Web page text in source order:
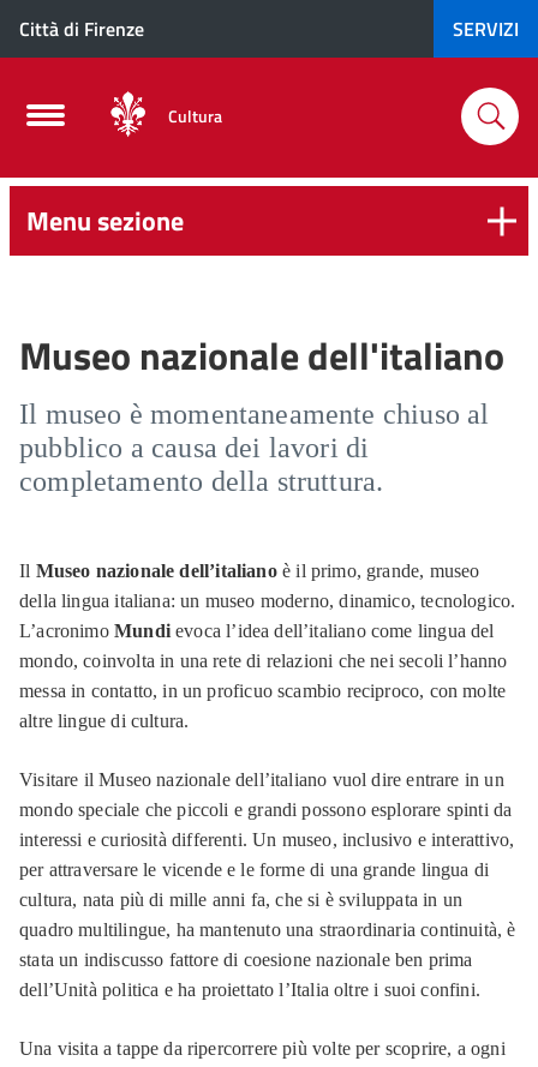
Città di Firenze SERVIZI
Cultura
Menu sezione
Museo nazionale dell'italiano
Il museo è momentaneamente chiuso al
pubblico a causa dei lavori di
completamento della struttura.
Il Museo nazionale dell’italianoè il primo, grande, museo
della lingua italiana: un museo moderno, dinamico, tecnologico.
L’acronimo Mundievoca l’idea dell’italiano come lingua del
mondo, coinvolta in una rete di relazioni che nei secoli l’hanno
messa in contatto, in un proficuo scambio reciproco, con molte
altre lingue di cultura.
Visitare il Museo nazionale dell’italiano vuol dire entrare in un
mondo speciale che piccoli e grandi possono esplorare spinti da
interessi e curiosità differenti. Un museo, inclusivo e interattivo,
per attraversare le vicende e le forme di una grande lingua di
cultura, nata più di mille anni fa, che si è sviluppata in un
quadro multilingue, ha mantenuto una straordinaria continuità, è
stata un indiscusso fattore di coesione nazionale ben prima
dell’Unità politica e ha proiettato l’Italia oltre i suoi confini.
Una visita a tappe da ripercorrere più volte per scoprire, a ogni